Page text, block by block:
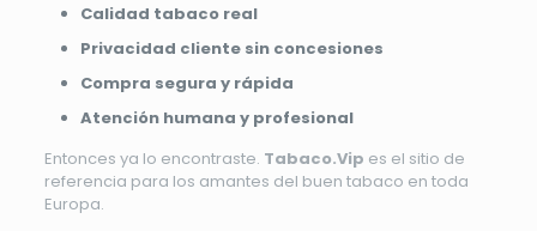
Calidad tabaco real
Privacidad cliente sin concesiones
Compra segura y rápida
Atención humana y profesional
Entonces ya lo encontraste. Tabaco.Vip es el sitio de
referencia para los amantes del buen tabaco en toda
Europa.